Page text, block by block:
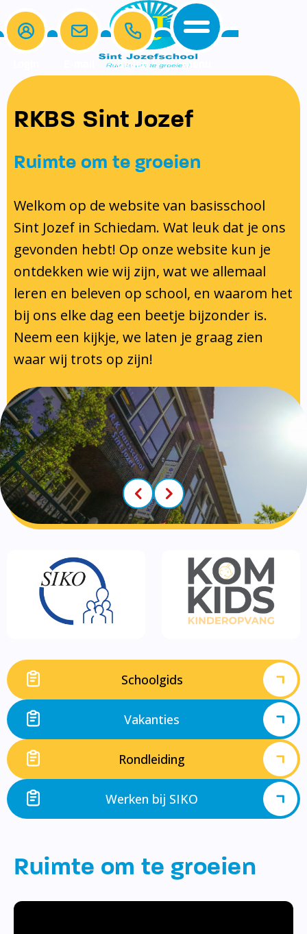
Home
De school
Schoolregels
Formulieren
Schoolgids en kalender
Kalender 2025-2026
Schooltijden
Ons Team
Gymrooster
Vakanties en Lesvrije dagen
Klachtenregeling
Privacy regelement
Partners
Ouders
Ouders
Medezeggenschapsraad
Ouderbijdrage
Samen Leren
Lezen
Taal
Rekenen
Protocollen
Protocol omgang met gescheiden
ouders
Pestprotocol
Gedragsprotocol
Luizenprotocol
Inspectie en leerplicht
Inschrijven en indelen van leerlingen
Tussenschoolse opvang
Voorschoolse- en naschoolse
opvang
Contact
Bellen Menu
RKBS Sint Jozef
Ruimte om te groeien
Welkom op de website van basisschool
Sint Jozef in Schiedam. Wat leuk dat je ons
gevonden hebt! Op onze website kun je
ontdekken wie wij zijn, wat we allemaal
leren en beleven op school, en waarom het
bij ons elke dag een beetje bijzonder is.
Neem een kijkje, we laten je graag zien
waar wij trots op zijn!
Schoolgids
Vakanties
Rondleiding
Werken bij SIKO
Ruimte om te groeien